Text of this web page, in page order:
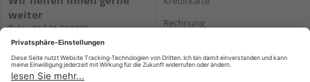
weiter
Tel.:+49 521 560320
E-Mail:shop@holzland-
brinkmann.de
Rechnung
Versand